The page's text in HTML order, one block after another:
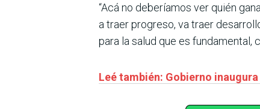
“Acá no deberíamos ver quién
a traer progreso, va traer
para la salud que es fundamental,
Leé también: Gobierno